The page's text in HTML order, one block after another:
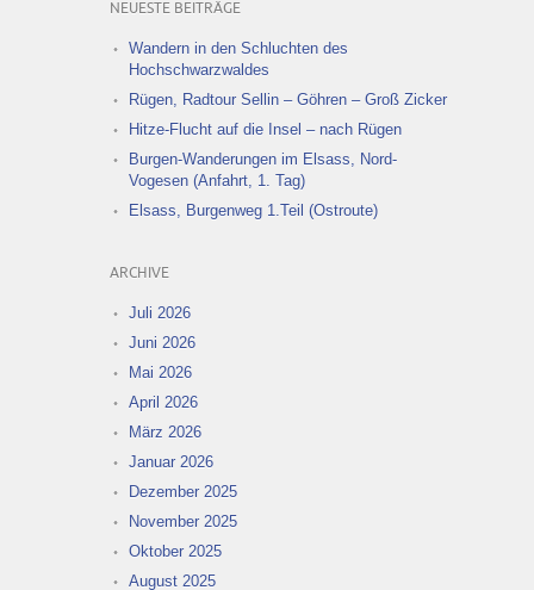
NEUESTE BEITRÄGE
Wandern in den Schluchten des
Hochschwarzwaldes
Rügen, Radtour Sellin – Göhren – Groß Zicker
Hitze-Flucht auf die Insel – nach Rügen
Burgen-Wanderungen im Elsass, Nord-
Vogesen (Anfahrt, 1. Tag)
Elsass, Burgenweg 1.Teil (Ostroute)
ARCHIVE
Juli 2026
Juni 2026
Mai 2026
April 2026
März 2026
Januar 2026
Dezember 2025
November 2025
Oktober 2025
August 2025